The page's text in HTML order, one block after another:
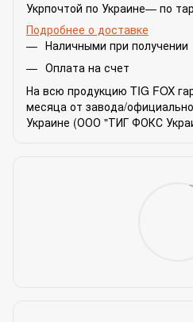
Укрпочтой по Украине— по
Подробнее о доставке
Наличными при получении
Оплата на счет
На всю продукцию TIG FOX
месяца от завода/
Украине (ООО "ТИГ ФОКС